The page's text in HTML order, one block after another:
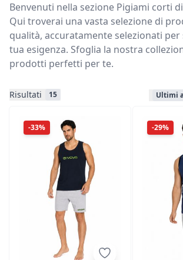
Benvenuti nella sezione Pigiami corti
Qui troverai una vasta selezione di
qualità, accuratamente selezionati
tua esigenza. Sfoglia la nostra
prodotti perfetti per te.
Risultati 15 Ultimi
-33% -29%